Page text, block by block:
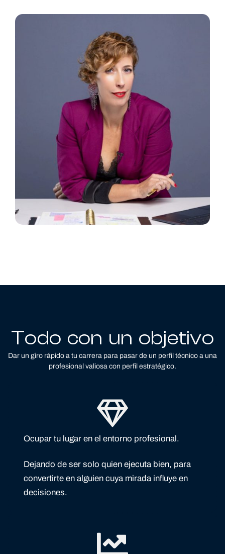
Todo con un objetivo
Dar un giro rápido a tu carrera para pasar de un perfil técnico a una
profesional valiosa con perfil estratégico.
Ocupar tu lugar en el entorno profesional.
Dejando de ser solo quien ejecuta bien, para
convertirte en alguien cuya mirada influye en
decisiones.